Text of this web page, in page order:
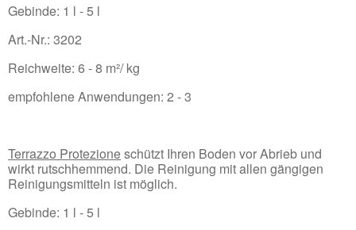
Gebinde: 1 l - 5 l
Art.-Nr.: 3202
Reichweite: 6 - 8 m²/ kg
empfohlene Anwendungen: 2 - 3
Terrazzo Protezioneschützt Ihren Boden vor Abrieb und
wirkt rutschhemmend. Die Reinigung mit allen gängigen
Reinigungsmitteln ist möglich.
Gebinde: 1 l - 5 l